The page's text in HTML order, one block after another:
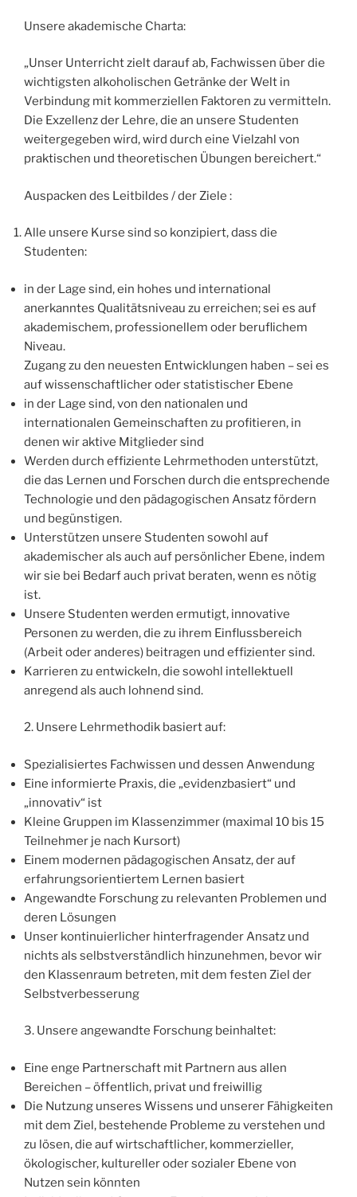
Unsere akademische Charta:
„Unser Unterricht zielt darauf ab, Fachwissen über die
wichtigsten alkoholischen Getränke der Welt in
Verbindung mit kommerziellen Faktoren zu vermitteln.
Die Exzellenz der Lehre, die an unsere Studenten
weitergegeben wird, wird durch eine Vielzahl von
praktischen und theoretischen Übungen bereichert.“
Auspacken des Leitbildes / der Ziele :
Alle unsere Kurse sind so konzipiert, dass die
Studenten:
in der Lage sind, ein hohes und international
anerkanntes Qualitätsniveau zu erreichen; sei es auf
akademischem, professionellem oder beruflichem
Niveau.
Zugang zu den neuesten Entwicklungen haben – sei es
auf wissenschaftlicher oder statistischer Ebene
in der Lage sind, von den nationalen und
internationalen Gemeinschaften zu profitieren, in
denen wir aktive Mitglieder sind
Werden durch effiziente Lehrmethoden unterstützt,
die das Lernen und Forschen durch die entsprechende
Technologie und den pädagogischen Ansatz fördern
und begünstigen.
Unterstützen unsere Studenten sowohl auf
akademischer als auch auf persönlicher Ebene, indem
wir sie bei Bedarf auch privat beraten, wenn es nötig
ist.
Unsere Studenten werden ermutigt, innovative
Personen zu werden, die zu ihrem Einflussbereich
(Arbeit oder anderes) beitragen und effizienter sind.
Karrieren zu entwickeln, die sowohl intellektuell
anregend als auch lohnend sind.
2. Unsere Lehrmethodik basiert auf:
Spezialisiertes Fachwissen und dessen Anwendung
Eine informierte Praxis, die „evidenzbasiert“ und
„innovativ“ ist
Kleine Gruppen im Klassenzimmer (maximal 10 bis 15
Teilnehmer je nach Kursort)
Einem modernen pädagogischen Ansatz, der auf
erfahrungsorientiertem Lernen basiert
Angewandte Forschung zu relevanten Problemen und
deren Lösungen
Unser kontinuierlicher hinterfragender Ansatz und
nichts als selbstverständlich hinzunehmen, bevor wir
den Klassenraum betreten, mit dem festen Ziel der
Selbstverbesserung
3. Unsere angewandte Forschung beinhaltet:
Eine enge Partnerschaft mit Partnern aus allen
Bereichen – öffentlich, privat und freiwillig
Die Nutzung unseres Wissens und unserer Fähigkeiten
mit dem Ziel, bestehende Probleme zu verstehen und
zu lösen, die auf wirtschaftlicher, kommerzieller,
ökologischer, kultureller oder sozialer Ebene von
Nutzen sein könnten